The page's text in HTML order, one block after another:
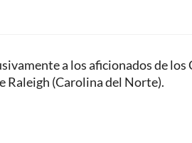
a los aficionados de
Raleigh (Carolina del Norte).